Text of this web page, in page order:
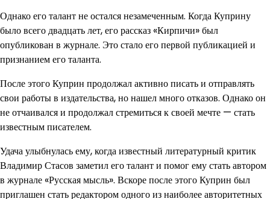
Однако его талант не остался незамеченным. Когда Куприну
было всего двадцать лет, его рассказ «Кирпичи» был
опубликован в журнале. Это стало его первой публикацией и
признанием его таланта.
После этого Куприн продолжал активно писать и отправлять
свои работы в издательства, но нашел много отказов. Однако он
не отчаивался и продолжал стремиться к своей мечте — стать
известным писателем.
Удача улыбнулась ему, когда известный литературный критик
Владимир Стасов заметил его талант и помог ему стать автором
в журнале «Русская мысль». Вскоре после этого Куприн был
приглашен стать редактором одного из наиболее авторитетных